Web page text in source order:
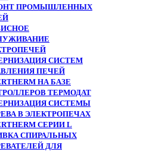
ПРОМЫШЛЕННЫХ
СИСТЕМ
ПЕЧЕЙ
НА БАЗЕ
ТЕРМОДАТ
СИСТЕМЫ
В ЭЛЕКТРОПЕЧАХ
СЕРИИ L
СПИРАЛЬНЫХ
ДЛЯ